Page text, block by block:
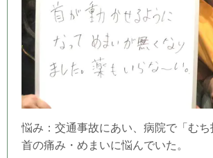
悩み：交通事故にあい、病院で「む
首の痛み・めまいに悩んでいた。